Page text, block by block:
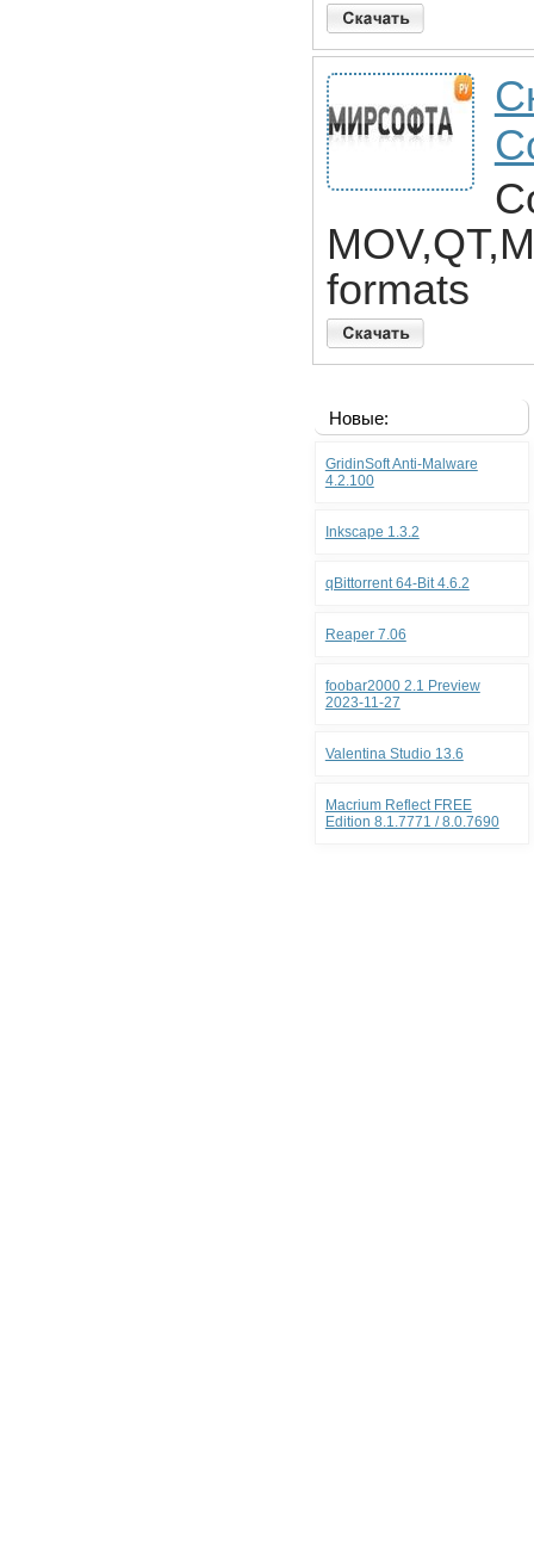
formats
Новые:
GridinSoft Anti-Malware
4.2.100
Inkscape 1.3.2
qBittorrent 64-Bit 4.6.2
Reaper 7.06
foobar2000 2.1 Preview
2023-11-27
Valentina Studio 13.6
Macrium Reflect FREE
Edition 8.1.7771 / 8.0.7690